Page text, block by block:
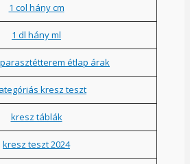
1 col hány cm
1 dl hány ml
étlap árak
kresz teszt
kresz táblák
kresz teszt 2024